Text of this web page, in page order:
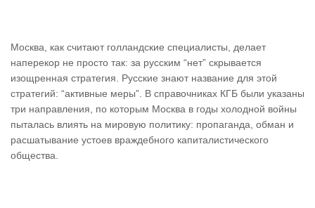
Москва, как считают голландские специалисты, делает
наперекор не просто так: за русским “нет” скрывается
изощренная стратегия. Русские знают название для этой
стратегий: “активные меры”. В справочниках КГБ были указаны
три направления, по которым Москва в годы холодной войны
пыталась влиять на мировую политику: пропаганда, обман и
расшатывание устоев враждебного капиталистического
общества.